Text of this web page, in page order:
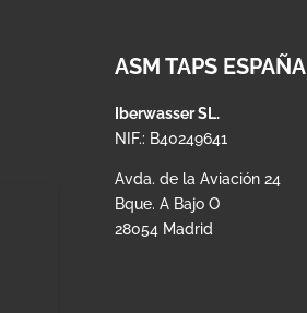
ASM TAPS ESPAÑA
Iberwasser SL.
NIF.: B40249641
Avda. de la Aviación 24
Bque. A Bajo O
28054 Madrid